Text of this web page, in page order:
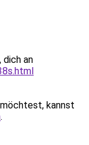
dich an
kannst
.